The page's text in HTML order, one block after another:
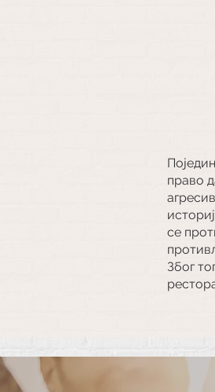
право
се
Због